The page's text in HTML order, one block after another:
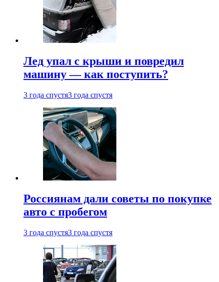
Лед упал с крыши и повредил
машину — как поступить?
3 года спустя3 года спустя
Россиянам дали советы по покупке
авто с пробегом
3 года спустя3 года спустя